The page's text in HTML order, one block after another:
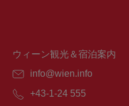
ウィーン観光＆宿泊案内
E
ー
info@wien.info
電
+43-1-24 555